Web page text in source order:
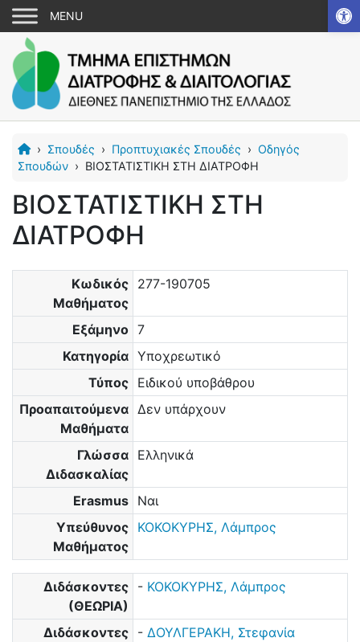
› Σπουδές › Προπτυχιακές Σπουδές › Οδηγός
Σπουδών › ΒΙΟΣΤΑΤΙΣΤΙΚΗ ΣΤΗ ΔΙΑΤΡΟΦΗ
ΒΙΟΣΤΑΤΙΣΤΙΚΗ ΣΤΗ
ΔΙΑΤΡΟΦΗ
Κωδικός
Μαθήματος
277-190705
Εξάμηνο 7
Κατηγορία Υποχρεωτικό
Τύπος Ειδικού υποβάθρου
Προαπαιτούμενα
Μαθήματα
Δεν υπάρχουν
Γλώσσα
Διδασκαλίας
Ελληνικά
Erasmus Ναι
Υπεύθυνος
Μαθήματος
ΚΟΚΟΚΥΡΗΣ, Λάμπρος
Διδάσκοντες
(ΘΕΩΡΙΑ)
- ΚΟΚΟΚΥΡΗΣ, Λάμπρος
Διδάσκοντες - ΔΟΥΛΓΕΡΑΚΗ, Στεφανία